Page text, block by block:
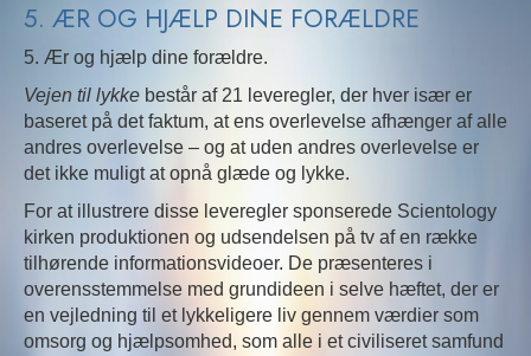
5. ÆR OG HJÆLP DINE FORÆLDRE
5. Ær og hjælp dine forældre.
Vejen til lykke består af 21 leveregler, der hver især er
baseret på det faktum, at ens overlevelse afhænger af alle
andres overlevelse – og at uden andres overlevelse er
det ikke muligt at opnå glæde og lykke.
For at illustrere disse leveregler sponserede Scientology
kirken produktionen og udsendelsen på tv af en række
tilhørende informationsvideoer. De præsenteres i
overensstemmelse med grundideen i selve hæftet, der er
en vejledning til et lykkeligere liv gennem værdier som
omsorg og hjælpsomhed, som alle i et civiliseret samfund